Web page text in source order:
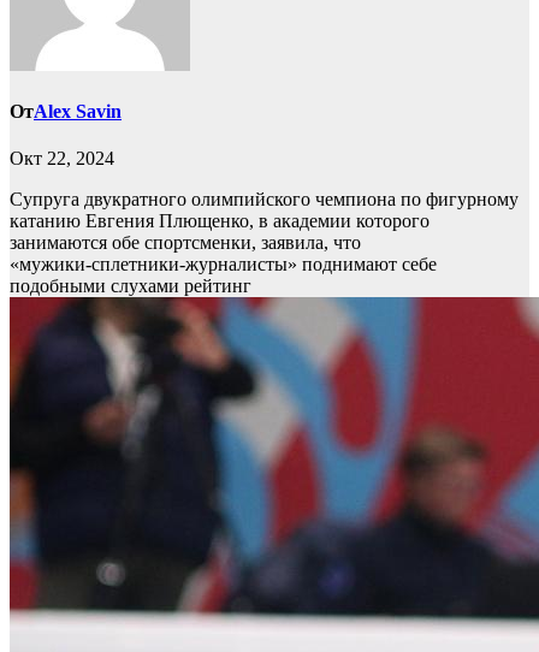
ОтAlex Savin
Окт 22, 2024
Супруга двукратного олимпийского чемпиона по фигурному
катанию Евгения Плющенко, в академии которого
занимаются обе спортсменки, заявила, что
«мужики‑сплетники‑журналисты» поднимают себе
подобными слухами рейтинг